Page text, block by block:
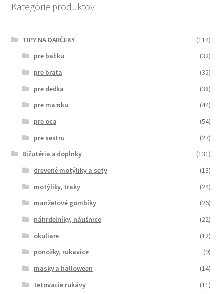
Kategórie produktov
TIPY NA DARČEKY
(114)
pre babku
(32)
pre brata
(35)
pre dedka
(38)
pre mamku
(44)
pre oca
(54)
pre sestru
(27)
Bižutéria a doplnky
(131)
drevené motýliky a sety
(13)
motýliky, traky
(24)
manžetové gombíky
(26)
náhrdelníky, náušnice
(22)
okuliare
(12)
ponožky, rukavice
(9)
masky a halloween
(14)
tetovacie rukávy
(11)